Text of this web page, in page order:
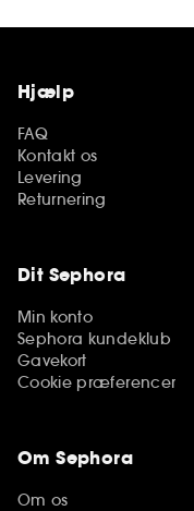
Hjælp
FAQ
Kontakt os
Levering
Returnering
Dit Sephora
Min konto
Sephora kundeklub
Gavekort
Cookie præferencer
Om Sephora
Om os